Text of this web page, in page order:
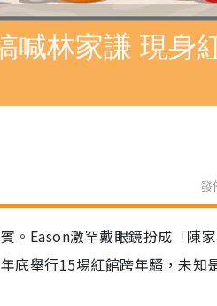
喊林家謙 現身
發
。Eason激罕戴眼鏡扮成「陳
底舉行15場紅館跨年騷，未知